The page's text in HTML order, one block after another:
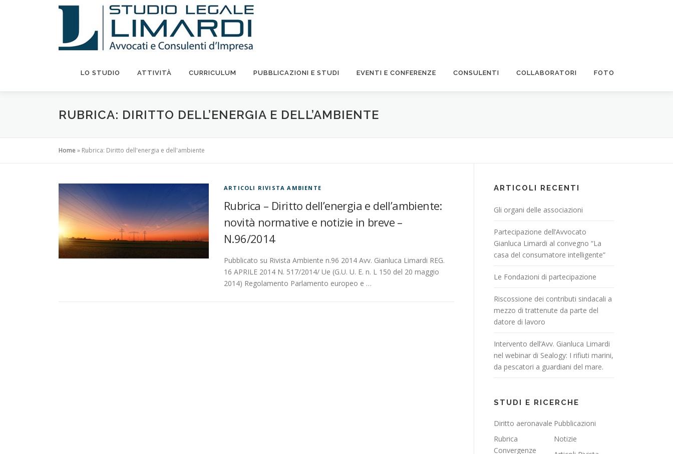
LO STUDIO ATTIVITÀ CURRICULUM PUBBLICAZIONI E STUDI EVENTI E CONFERENZE CONSULENTI COLLABORATORI FOTO
RUBRICA: DIRITTO DELL’ENERGIA E DELL’AMBIENTE
Home» Rubrica: Diritto dell'energia e dell'ambiente
ARTICOLI RIVISTA AMBIENTE
Rubrica – Diritto dell’energia e dell’ambiente:
novità normative e notizie in breve –
N.96/2014
Pubblicato su Rivista Ambiente n.96 2014 Avv. Gianluca Limardi REG.
16 APRILE 2014 N. 517/2014/ Ue (G.U. U. E. n. L 150 del 20 maggio
2014) Regolamento Parlamento europeo e …
ARTICOLI RECENTI
Gli organi delle associazioni
Partecipazione dell’Avvocato
Gianluca Limardi al convegno “La
casa del consumatore intelligente”
Le Fondazioni di partecipazione
Riscossione dei contributi sindacali a
mezzo di trattenute da parte del
datore di lavoro
Intervento dell’Avv. Gianluca Limardi
nel webinar di Sealogy: I rifiuti marini,
da pescatori a guardiani del mare.
STUDI E RICERCHE
Diritto aeronavale Pubblicazioni
Rubrica
Convergenze
Notizie